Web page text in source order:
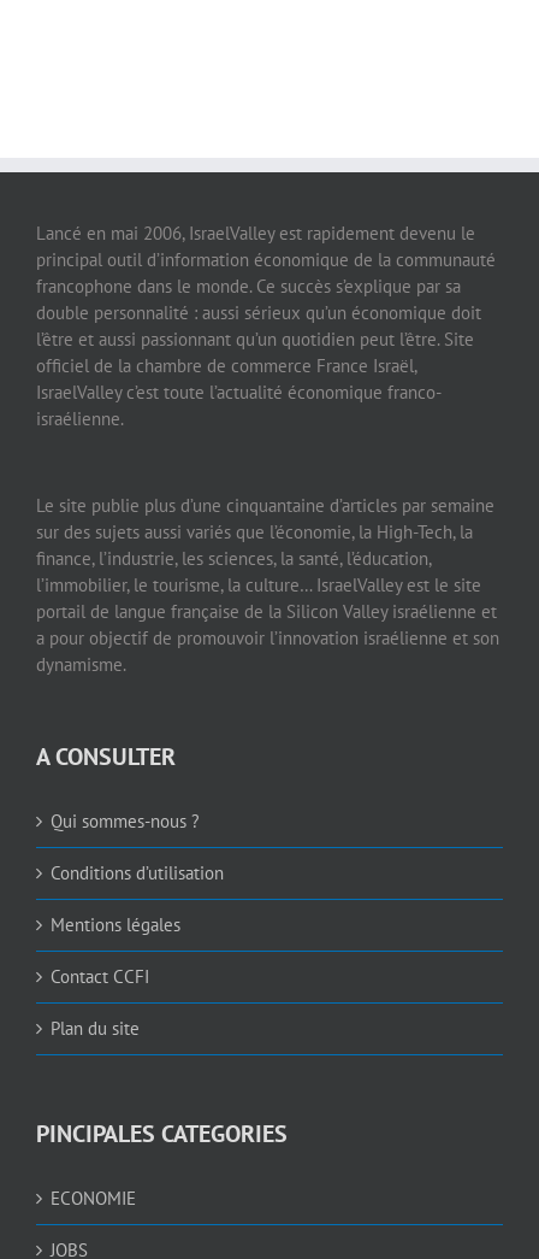
Lancé en mai 2006, IsraelValley est rapidement devenu le
principal outil d’information économique de la communauté
francophone dans le monde. Ce succès s’explique par sa
double personnalité : aussi sérieux qu’un économique doit
l’être et aussi passionnant qu’un quotidien peut l’être. Site
officiel de la chambre de commerce France Israël,
IsraelValley c’est toute l’actualité économique franco-
israélienne.
Le site publie plus d’une cinquantaine d’articles par semaine
sur des sujets aussi variés que l’économie, la High-Tech, la
finance, l’industrie, les sciences, la santé, l’éducation,
l’immobilier, le tourisme, la culture… IsraelValley est le site
portail de langue française de la Silicon Valley israélienne et
a pour objectif de promouvoir l’innovation israélienne et son
dynamisme.
A CONSULTER
Qui sommes-nous ?
Conditions d’utilisation
Mentions légales
Contact CCFI
Plan du site
PINCIPALES CATEGORIES
ECONOMIE
JOBS